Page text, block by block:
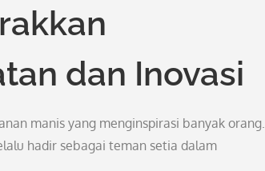
dan Inovasi
manis yang menginspirasi banyak orang.
hadir sebagai teman setia dalam